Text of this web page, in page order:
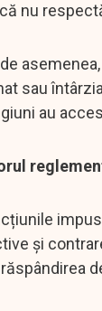
nu
sau
au
și